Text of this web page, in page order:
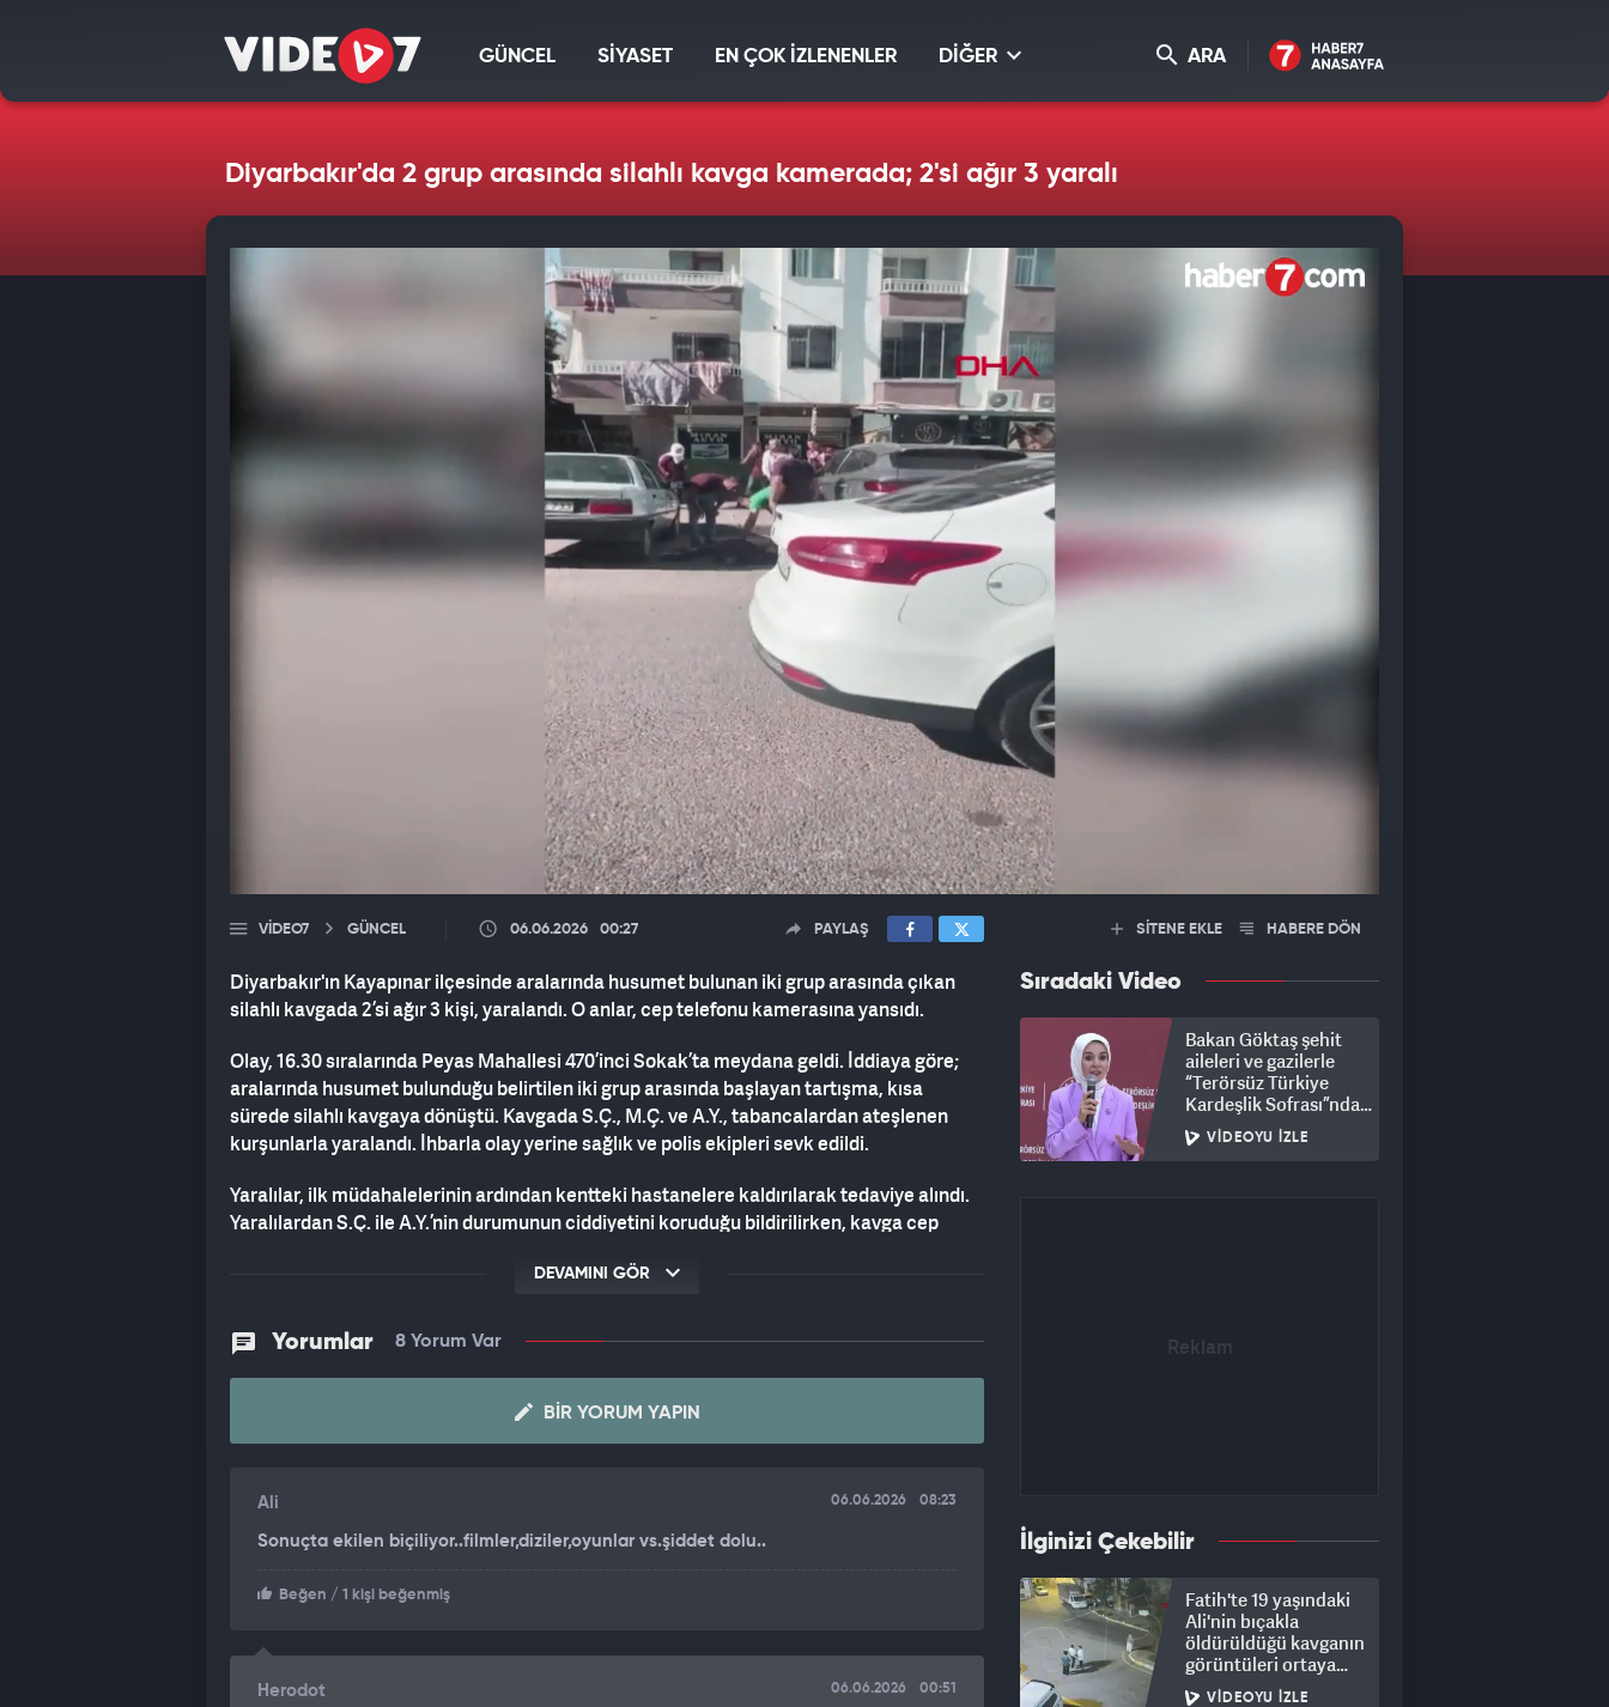
GÜNCEL SİYASET EN ÇOK İZLENENLER DİĞER ARA
Diyarbakır'da 2 grup arasında silahlı kavga kamerada; 2'si ağır 3 yaralı
VIDEO7 GÜNCEL 06.06.2026 00:27 PAYLAŞ
Diyarbakır'ın Kayapınar ilçesinde aralarında husumet bulunan iki grup arasında çıkan
silahlı kavgada 2’si ağır 3 kişi, yaralandı. O anlar, cep telefonu kamerasına yansıdı.
Olay, 16.30 sıralarında Peyas Mahallesi 470’inci Sokak’ta meydana geldi. İddiaya göre;
aralarında husumet bulunduğu belirtilen iki grup arasında başlayan tartışma, kısa
sürede silahlı kavgaya dönüştü. Kavgada S.Ç., M.Ç. ve A.Y., tabancalardan ateşlenen
kurşunlarla yaralandı. İhbarla olay yerine sağlık ve polis ekipleri sevk edildi.
Yaralılar, ilk müdahalelerinin ardından kentteki hastanelere kaldırılarak tedaviye alındı.
Yaralılardan S.Ç. ile A.Y.’nin durumunun ciddiyetini koruduğu bildirilirken, kavga cep
DEVAMINI GÖR
Yorumlar 8 Yorum Var
BIR YORUM YAPIN
Ali 06.06.2026 08:23
Sonuçta ekilen biçiliyor..filmler,diziler,oyunlar vs.şiddet dolu..
Beğen / 1 kişi beğenmiş
Herodot 06.06.2026 00:51
SİTENE EKLE HABERE DÖN
Sıradaki Video
Bakan Göktaş şehit
aileleri ve gazilerle
“Terörsüz Türkiye
Kardeşlik Sofrası”nda
buluştu
VIDEOYU İZLE
İlginizi Çekebilir
Fatih'te 19 yaşındaki
Ali'nin bıçakla
öldürüldüğü kavganın
görüntüleri ortaya
çıktı: 8 gözaltı
VIDEOYU İZLE